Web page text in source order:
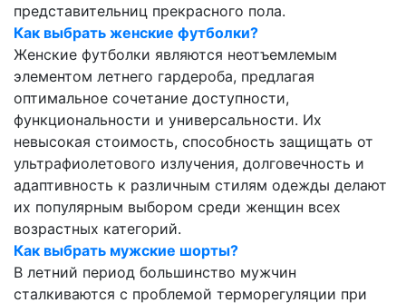
представительниц прекрасного пола.
Как выбрать женские футболки?
Женские футболки являются неотъемлемым
элементом летнего гардероба, предлагая
оптимальное сочетание доступности,
функциональности и универсальности. Их
невысокая стоимость, способность защищать от
ультрафиолетового излучения, долговечность и
адаптивность к различным стилям одежды делают
их популярным выбором среди женщин всех
возрастных категорий.
Как выбрать мужские шорты?
В летний период большинство мужчин
сталкиваются с проблемой терморегуляции при